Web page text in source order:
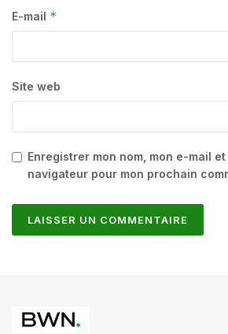
E-mail *
Site web
Enregistrer mon nom, mon e-mail
navigateur pour mon prochain